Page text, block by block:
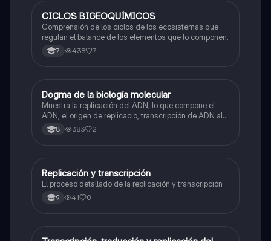
Biologia
CICLOS BIGEOQUÍMICOS
Comprensión de los ciclos de los ecosistemas que
regulan el balance de los elementos que lo componen.
7 438 7
Biologia
Dogma de la biología molecular
Muestra la replicación del ADN, lo que compone el
ADN, el origen de replicacio, transcripción de ADN al
ARN y traducción de ARN a proteína.
8 383 2
Biologia
Replicación y transcripción
El proceso detallado de la replicación y transcripción
9 41 0